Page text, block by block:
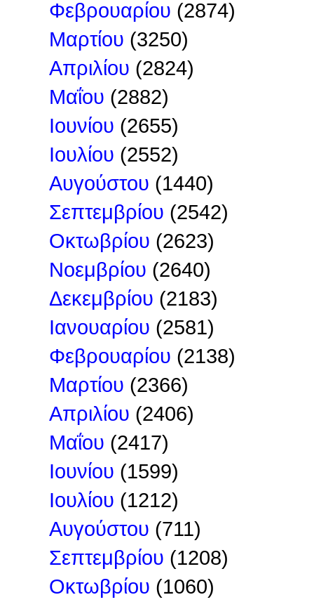
Φεβρουαρίου (2874)
Μαρτίου (3250)
Απριλίου (2824)
Μαΐου (2882)
Ιουνίου (2655)
Ιουλίου (2552)
Αυγούστου (1440)
Σεπτεμβρίου (2542)
Οκτωβρίου (2623)
Νοεμβρίου (2640)
Δεκεμβρίου (2183)
Ιανουαρίου (2581)
Φεβρουαρίου (2138)
Μαρτίου (2366)
Απριλίου (2406)
Μαΐου (2417)
Ιουνίου (1599)
Ιουλίου (1212)
Αυγούστου (711)
Σεπτεμβρίου (1208)
Οκτωβρίου (1060)